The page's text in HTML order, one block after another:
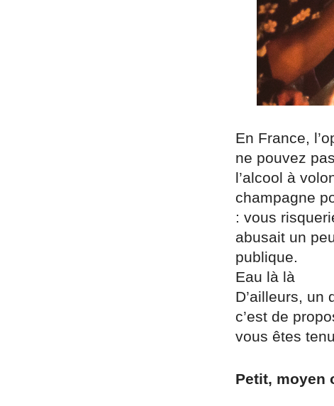
En France,
ne pouvez
l’alcool à
champagne
: vous
abusait un
publique.
Eau là là
D’ailleurs, un
c’est de
vous êtes
Petit, moyen